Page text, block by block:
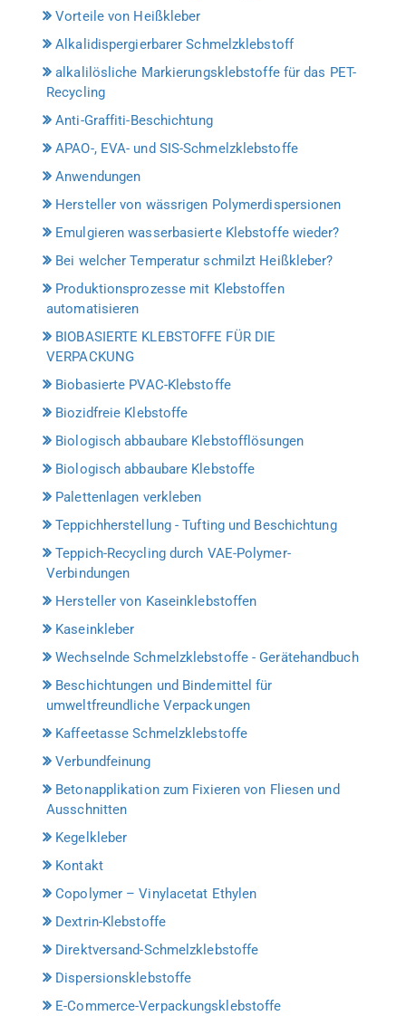
Vorteile von Heißkleber
Alkalidispergierbarer Schmelzklebstoff
alkalilösliche Markierungsklebstoffe für das PET-
Recycling
Anti-Graffiti-Beschichtung
APAO-, EVA- und SIS-Schmelzklebstoffe
Anwendungen
Hersteller von wässrigen Polymerdispersionen
Emulgieren wasserbasierte Klebstoffe wieder?
Bei welcher Temperatur schmilzt Heißkleber?
Produktionsprozesse mit Klebstoffen
automatisieren
BIOBASIERTE KLEBSTOFFE FÜR DIE
VERPACKUNG
Biobasierte PVAC-Klebstoffe
Biozidfreie Klebstoffe
Biologisch abbaubare Klebstofflösungen
Biologisch abbaubare Klebstoffe
Palettenlagen verkleben
Teppichherstellung - Tufting und Beschichtung
Teppich-Recycling durch VAE-Polymer-
Verbindungen
Hersteller von Kaseinklebstoffen
Kaseinkleber
Wechselnde Schmelzklebstoffe - Gerätehandbuch
Beschichtungen und Bindemittel für
umweltfreundliche Verpackungen
Kaffeetasse Schmelzklebstoffe
Verbundfeinung
Betonapplikation zum Fixieren von Fliesen und
Ausschnitten
Kegelkleber
Kontakt
Copolymer – Vinylacetat Ethylen
Dextrin-Klebstoffe
Direktversand-Schmelzklebstoffe
Dispersionsklebstoffe
E-Commerce-Verpackungsklebstoffe